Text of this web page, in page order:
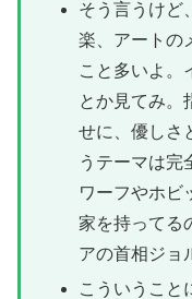
そう言うけど
楽、アートの
こと多いよ。
とか見てみ。
せに、優しさ
うテーマは完
ワーフやホビ
家を持ってる
アの首相ジョ
こういうこと